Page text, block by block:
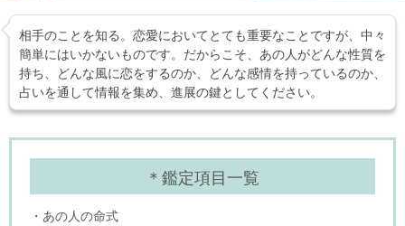
相手のことを知る。恋愛においてとても重要なことですが、中々
簡単にはいかないものです。だからこそ、あの人がどんな性質を
持ち、どんな風に恋をするのか、どんな感情を持っているのか、
占いを通して情報を集め、進展の鍵としてください。
＊鑑定項目一覧
・あの人の命式